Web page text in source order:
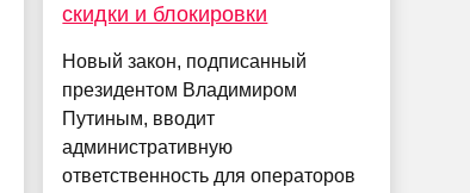
скидки и блокировки
Новый закон, подписанный
президентом Владимиром
Путиным, вводит
административную
ответственность для операторов